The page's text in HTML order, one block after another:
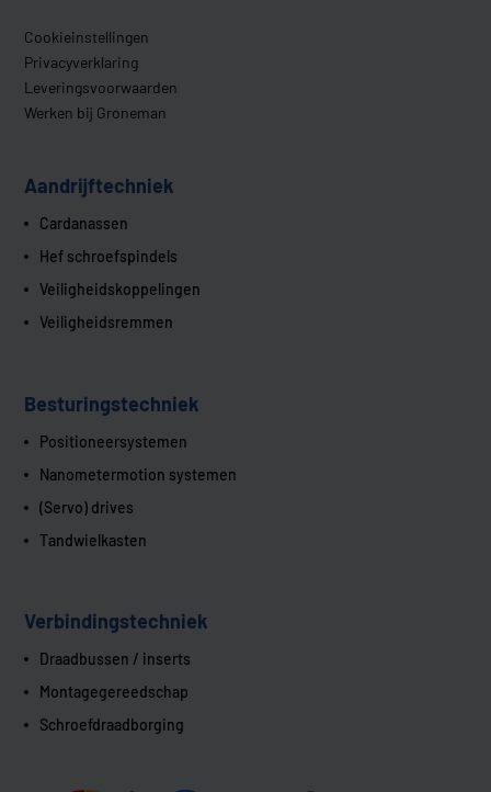
Cookieinstellingen
Privacyverklaring
Leveringsvoorwaarden
Werken bij Groneman
Aandrijftechniek
Cardanassen
Hef schroefspindels
Veiligheidskoppelingen
Veiligheidsremmen
Besturingstechniek
Positioneersystemen
Nanometermotion systemen
(Servo) drives
Tandwielkasten
Verbindingstechniek
Draadbussen / inserts
Montagegereedschap
Schroefdraadborging